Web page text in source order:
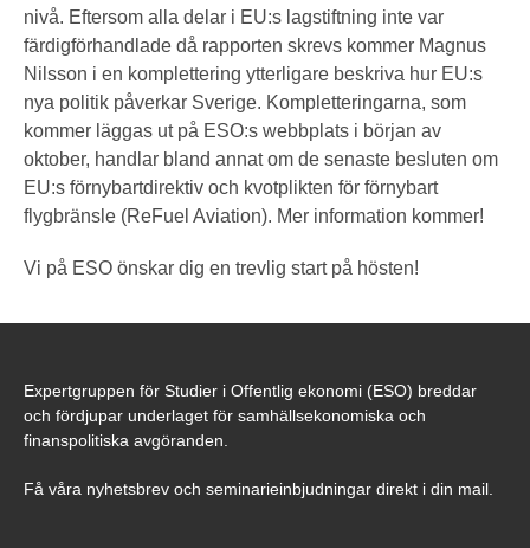
nivå. Eftersom alla delar i EU:s lagstiftning inte var
färdigförhandlade då rapporten skrevs kommer Magnus
Nilsson i en komplettering ytterligare beskriva hur EU:s
nya politik påverkar Sverige. Kompletteringarna, som
kommer läggas ut på ESO:s webbplats i början av
oktober, handlar bland annat om de senaste besluten om
EU:s förnybartdirektiv och kvotplikten för förnybart
flygbränsle (ReFuel Aviation). Mer information kommer!
Vi på ESO önskar dig en trevlig start på hösten!
Expertgruppen för Studier i Offentlig ekonomi (ESO) breddar
och fördjupar underlaget för samhällsekonomiska och
finanspolitiska avgöranden.
Få våra nyhetsbrev och seminarieinbjudningar direkt i din mail.